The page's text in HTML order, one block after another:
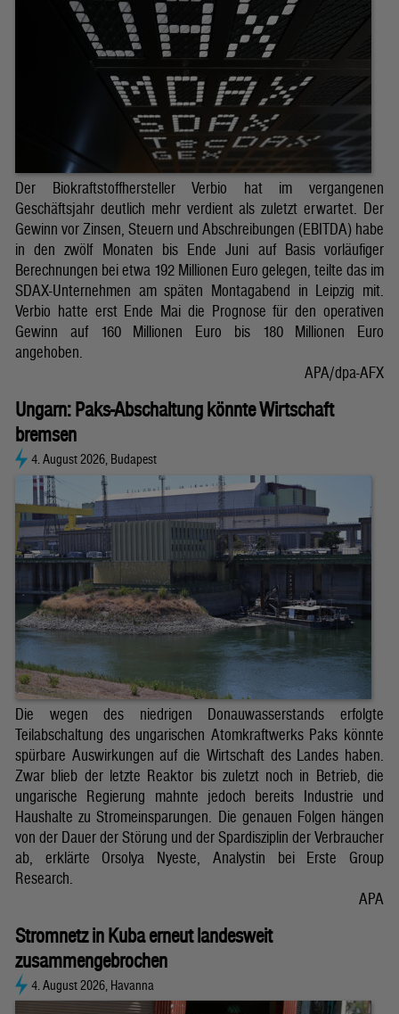
Der Biokraftstoffhersteller Verbio hat im vergangenen
Geschäftsjahr deutlich mehr verdient als zuletzt erwartet. Der
Gewinn vor Zinsen, Steuern und Abschreibungen (EBITDA) habe
in den zwölf Monaten bis Ende Juni auf Basis vorläufiger
Berechnungen bei etwa 192 Millionen Euro gelegen, teilte das im
SDAX-Unternehmen am späten Montagabend in Leipzig mit.
Verbio hatte erst Ende Mai die Prognose für den operativen
Gewinn auf 160 Millionen Euro bis 180 Millionen Euro
angehoben.
APA/dpa-AFX
Ungarn: Paks-Abschaltung könnte Wirtschaft
bremsen
4. August 2026, Budapest
Die wegen des niedrigen Donauwasserstands erfolgte
Teilabschaltung des ungarischen Atomkraftwerks Paks könnte
spürbare Auswirkungen auf die Wirtschaft des Landes haben.
Zwar blieb der letzte Reaktor bis zuletzt noch in Betrieb, die
ungarische Regierung mahnte jedoch bereits Industrie und
Haushalte zu Stromeinsparungen. Die genauen Folgen hängen
von der Dauer der Störung und der Spardisziplin der Verbraucher
ab, erklärte Orsolya Nyeste, Analystin bei Erste Group
Research.
APA
Stromnetz in Kuba erneut landesweit
zusammengebrochen
4. August 2026, Havanna